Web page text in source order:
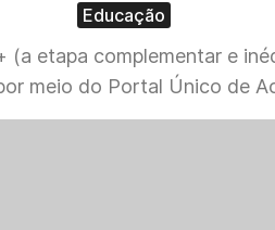
Educação
etapa complementar e
meio do Portal Único de